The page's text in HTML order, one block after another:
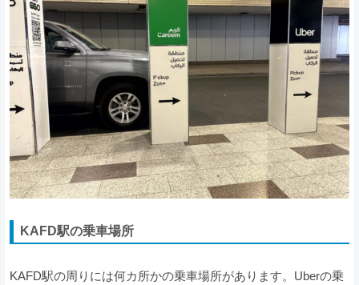
KAFD駅の乗車場所
KAFD駅の周りには何カ所かの乗車場所があります。Uberの乗